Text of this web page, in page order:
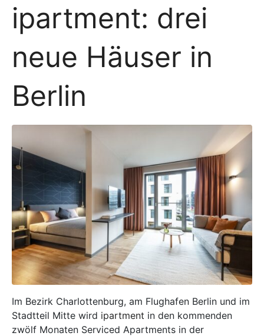
ipartment: drei
neue Häuser in
Berlin
Im Bezirk Charlottenburg, am Flughafen Berlin und im
Stadtteil Mitte wird ipartment in den kommenden
zwölf Monaten Serviced Apartments in der